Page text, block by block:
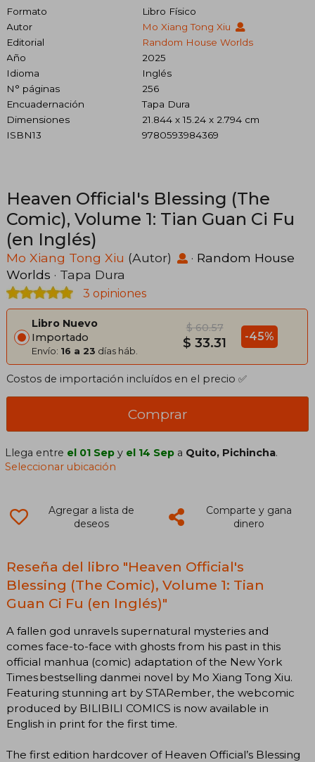
Formato
Libro Físico
Autor
Mo Xiang Tong Xiu
Editorial
Random House Worlds
Año
2025
Idioma
Inglés
N° páginas
256
Encuadernación
Tapa Dura
Dimensiones
21.844 x 15.24 x 2.794 cm
ISBN13
9780593984369
Heaven Official's Blessing (The
Comic), Volume 1: Tian Guan Ci Fu
(en Inglés)
Mo Xiang Tong Xiu (Autor) · Random House
Worlds · Tapa Dura
3 opiniones
Libro Nuevo
Importado
Envío: 16 a 23 días háb.
$ 60.57
$ 33.31 -45%
Costos de importación incluídos en el precio ✅
Comprar
Llega entre el 01 Sep y el 14 Sep a Quito, Pichincha.
Seleccionar ubicación
Agregar a lista de
deseos
Comparte y gana
dinero
Reseña del libro "Heaven Official's
Blessing (The Comic), Volume 1: Tian
Guan Ci Fu (en Inglés)"
A fallen god unravels supernatural mysteries and
comes face-to-face with ghosts from his past in this
official manhua (comic) adaptation of the New York
Times bestselling danmei novel by Mo Xiang Tong Xiu.
Featuring stunning art by STARember, the webcomic
produced by BILIBILI COMICS is now available in
English in print for the first time.
The first edition hardcover of Heaven Official’s Blessing